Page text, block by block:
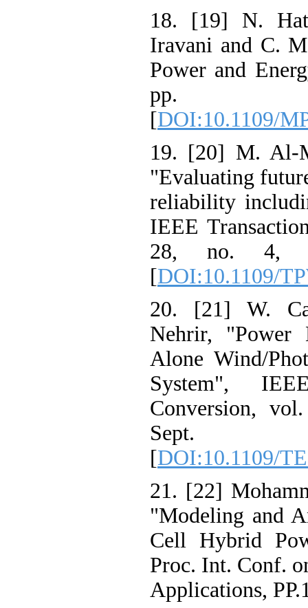
18. [19] N.
Iravani and C.
Power and
pp.
[DOI:10.1109/
19. [20] M.
"Evaluating
reliability
IEEE
28, no. 4,
[DOI:10.1109/
20. [21] W.
Nehrir,
Alone Wind/
System",
Conversion,
[DOI:10.1109/
21. [22]
"Modeling and
Cell Hybrid
Proc. Int. Conf.
Applications,